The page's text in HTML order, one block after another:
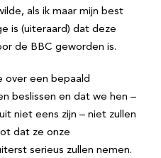
als ik maar mijn best
is (uiteraard) dat deze
de BBC geworden is.
over een bepaald
beslissen en dat we hen –
niet eens zijn – niet zullen
dat ze onze
serieus zullen nemen.